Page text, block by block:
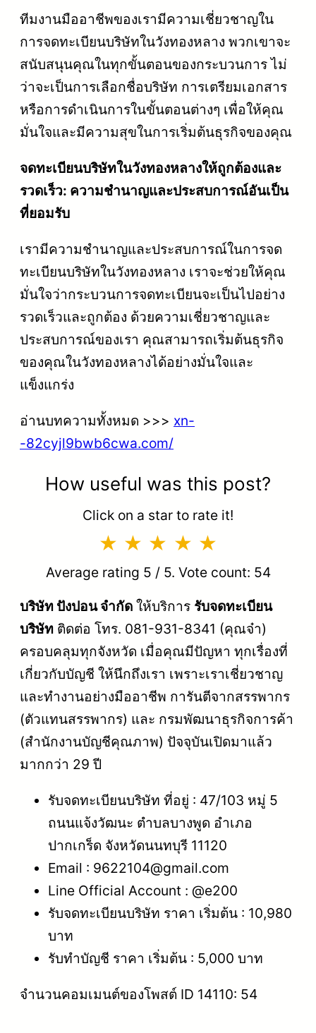
ทีมงานมืออาชีพของเรามีความเชี่ยวชาญใน
การจดทะเบียนบริษัทในวังทองหลาง พวกเขาจะ
สนับสนุนคุณในทุกขั้นตอนของกระบวนการ ไม่
ว่าจะเป็นการเลือกชื่อบริษัท การเตรียมเอกสาร
หรือการดำเนินการในขั้นตอนต่างๆ เพื่อให้คุณ
มั่นใจและมีความสุขในการเริ่มต้นธุรกิจของคุณ
จดทะเบียนบริษัทในวังทองหลางให้ถูกต้องและ
รวดเร็ว: ความชำนาญและประสบการณ์อันเป็น
ที่ยอมรับ
เรามีความชำนาญและประสบการณ์ในการจด
ทะเบียนบริษัทในวังทองหลาง เราจะช่วยให้คุณ
มั่นใจว่ากระบวนการจดทะเบียนจะเป็นไปอย่าง
รวดเร็วและถูกต้อง ด้วยความเชี่ยวชาญและ
ประสบการณ์ของเรา คุณสามารถเริ่มต้นธุรกิจ
ของคุณในวังทองหลางได้อย่างมั่นใจและ
แข็งแกร่ง
อ่านบทความทั้งหมด >>> xn-
-82cyjl9bwb6cwa.com/
How useful was this post?
Click on a star to rate it!
Average rating 5 / 5. Vote count: 54
บริษัท ปังปอน จำกัด ให้บริการ รับจดทะเบียน
บริษัท ติดต่อ โทร. 081-931-8341 (คุณจ๋า)
ครอบคลุมทุกจังหวัด เมื่อคุณมีปัญหา ทุกเรื่องที่
เกี่ยวกับบัญชี ให้นึกถึงเรา เพราะเราเชี่ยวชาญ
และทำงานอย่างมืออาชีพ การันตีจากสรรพากร
(ตัวแทนสรรพากร) และ กรมพัฒนาธุรกิจการค้า
(สำนักงานบัญชีคุณภาพ) ปัจจุบันเปิดมาแล้ว
มากกว่า 29 ปี
รับจดทะเบียนบริษัท ที่อยู่ : 47/103 หมู่ 5
ถนนแจ้งวัฒนะ ตำบลบางพูด อำเภอ
ปากเกร็ด จังหวัดนนทบุรี 11120
Email : 9622104@gmail.com
Line Official Account : @e200
รับจดทะเบียนบริษัท ราคา เริ่มต้น : 10,980
บาท
รับทำบัญชี ราคา เริ่มต้น : 5,000 บาท
จำนวนคอมเมนต์ของโพสต์ ID 14110: 54